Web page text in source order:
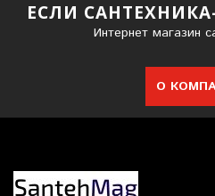
ЕСЛИ САНТЕХНИКА-
Интернет магазин
О